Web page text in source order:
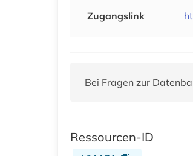
Zugangslink
Bei Fragen zur
Ressourcen-ID